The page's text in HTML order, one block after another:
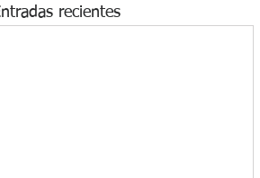
recientes